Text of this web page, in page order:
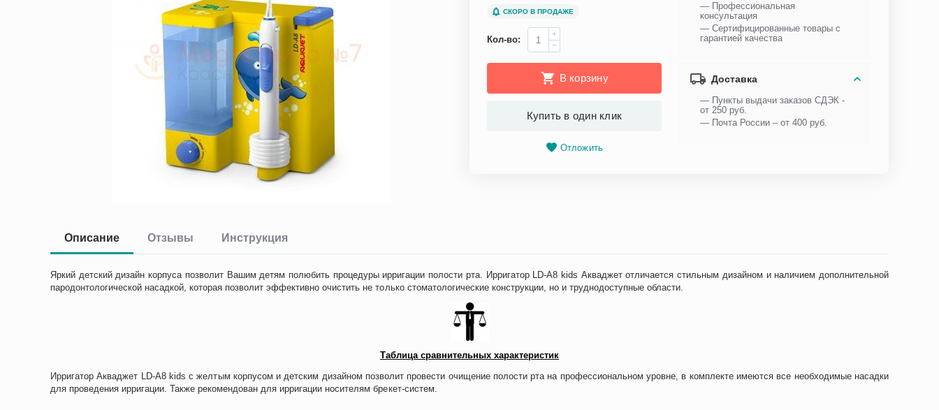
СКОРО В ПРОДАЖЕ
Кол-во:
+
−
В корзину
Купить в один клик
Отложить
— Профессиональная
консультация
— Сертифицированные товары с
гарантией качества
Доставка
— Пункты выдачи заказов СДЭК -
от 250 руб.
— Почта России – от 400 руб.
Описание Отзывы Инструкция
Яркий детский дизайн корпуса позволит Вашим детям полюбить процедуры ирригации полости рта. Ирригатор LD-A8 kids Акваджет отличается стильным дизайном и наличием дополнительной
пародонтологической насадкой, которая позволит эффективно очистить не только стоматологические конструкции, но и труднодоступные области.
Таблица сравнительных характеристик
Ирригатор Акваджет LD-A8 kids с желтым корпусом и детским дизайном позволит провести очищение полости рта на профессиональном уровне, в комплекте имеются все необходимые насадки
для проведения ирригации. Также рекомендован для ирригации носителям брекет-систем.